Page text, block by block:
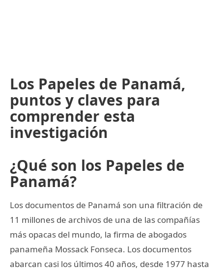
Los Papeles de Panamá,
puntos y claves para
comprender esta
investigación
¿Qué son los Papeles de
Panamá?
Los documentos de Panamá son una filtración de
11 millones de archivos de una de las compañías
más opacas del mundo, la firma de abogados
panameña Mossack Fonseca. Los documentos
abarcan casi los últimos 40 años, desde 1977 hasta